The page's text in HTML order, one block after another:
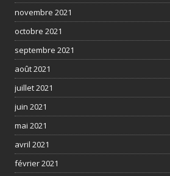
novembre 2021
octobre 2021
septembre 2021
août 2021
juillet 2021
juin 2021
mai 2021
avril 2021
février 2021